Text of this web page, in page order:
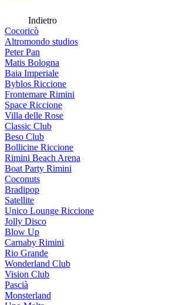
Indietro
Cocoricò
Altromondo studios
Peter Pan
Matis Bologna
Baia Imperiale
Byblos Riccione
Frontemare Rimini
Space Riccione
Villa delle Rose
Classic Club
Beso Club
Bollicine Riccione
Rimini Beach Arena
Boat Party Rimini
Coconuts
Bradipop
Satellite
Unico Lounge Riccione
Jolly Disco
Blow Up
Carnaby Rimini
Rio Grande
Wonderland Club
Vision Club
Pascià
Monsterland